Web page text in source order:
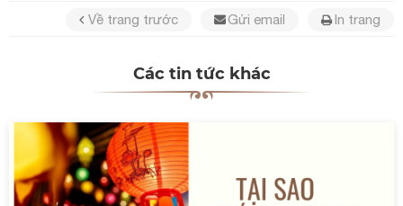
Về trang trước Gửi email In trang
Các tin tức khác